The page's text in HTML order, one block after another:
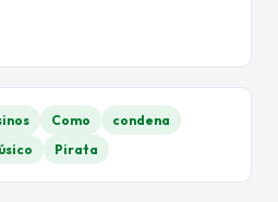
Como
condena
Pirata